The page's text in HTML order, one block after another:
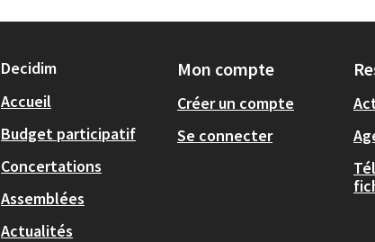
Decidim
Accueil
Budget participatif
Concertations
Assemblées
Actualités
Mon compte
Créer un compte
Se connecter